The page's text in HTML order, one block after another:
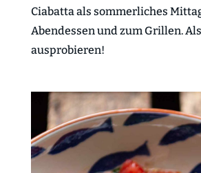
Ciabatta als sommerliches
Abendessen und zum Grillen.
ausprobieren!